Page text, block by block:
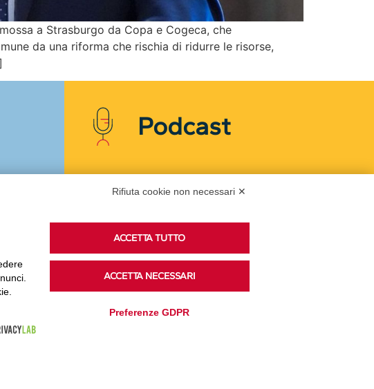
a Strasburgo da Copa e Cogeca, che
da una riforma che rischia di ridurre le risorse,
Podcast
Ascolta i podcast di approfondimento di Legacoop
Rifiuta cookie non necessari ✕
ACCETTA TUTTO
ACCETTA NECESSARI
Preferenze GDPR